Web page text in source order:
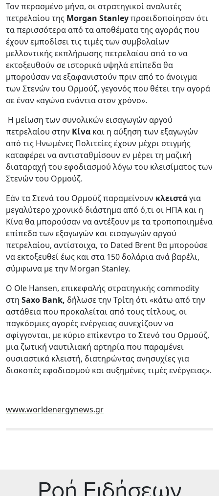
Τον περασμένο μήνα, οι στρατηγικοί αναλυτές
πετρελαίου της Morgan Stanleyπροειδοποίησαν ότι
τα περισσότερα από τα αποθέματα της αγοράς που
έχουν εμποδίσει τις τιμές των συμβολαίων
μελλοντικής εκπλήρωσης πετρελαίου από το να
εκτοξευθούν σε ιστορικά υψηλά επίπεδα θα
μπορούσαν να εξαφανιστούν πριν από το άνοιγμα
των Στενών του Ορμούζ, γεγονός που θέτει την αγορά
σε έναν «αγώνα ενάντια στον χρόνο».
Η μείωση των συνολικών εισαγωγών αργού
πετρελαίου στην Κίνα και η αύξηση των εξαγωγών
από τις Ηνωμένες Πολιτείες έχουν μέχρι στιγμής
καταφέρει να αντισταθμίσουν εν μέρει τη μαζική
διαταραχή του εφοδιασμού λόγω του κλεισίματος των
Στενών του Ορμούζ.
Εάν τα Στενά του Ορμούζ παραμείνουν κλειστάγια
μεγαλύτερο χρονικό διάστημα από ό,τι οι ΗΠΑ και η
Κίνα θα μπορούσαν να αντέξουν με τα τροποποιημένα
επίπεδα των εξαγωγών και εισαγωγών αργού
πετρελαίου, αντίστοιχα, το Dated Brent θα μπορούσε
να εκτοξευθεί έως και στα 150 δολάρια ανά βαρέλι,
σύμφωνα με την Morgan Stanley.
Ο Ole Hansen, επικεφαλής στρατηγικής commodity
στη Saxo Bank, δήλωσε την Τρίτη ότι «κάτω από την
αστάθεια που προκαλείται από τους τίτλους, οι
παγκόσμιες αγορές ενέργειας συνεχίζουν να
σφίγγονται, με κύριο επίκεντρο το Στενό του Ορμούζ,
μια ζωτική ναυτιλιακή αρτηρία που παραμένει
ουσιαστικά κλειστή, διατηρώντας ανησυχίες για
διακοπές εφοδιασμού και αυξημένες τιμές ενέργειας».
www.worldenergynews.gr